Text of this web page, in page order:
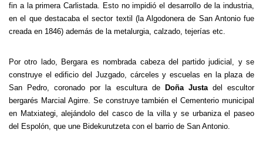
fin a la primera Carlistada. Esto no impidió el desarrollo de la industria,
en el que destacaba el sector textil (la Algodonera de San Antonio fue
creada en 1846) además de la metalurgia, calzado, tejerías etc.
Por otro lado, Bergara es nombrada cabeza del partido judicial, y se
construye el edificio del Juzgado, cárceles y escuelas en la plaza de
San Pedro, coronado por la escultura de
Doña Justadel escultor
bergarés Marcial Agirre. Se construye también el Cementerio municipal
en Matxiategi, alejándolo del casco de la villa y se urbaniza el paseo
del Espolón, que une Bidekurutzeta con el barrio de San Antonio.